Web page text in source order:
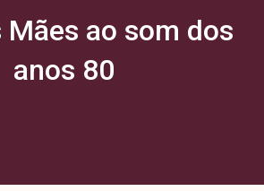
Mães ao som dos
anos 80